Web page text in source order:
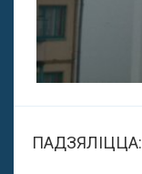
ПАДЗЯЛІЦЦА: